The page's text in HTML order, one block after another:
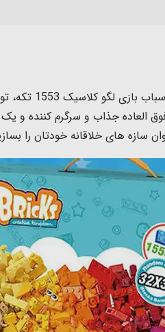
با این لگو
های خلاقانه خودتان را